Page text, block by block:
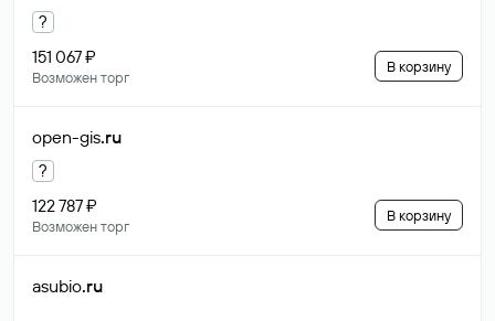
?
151 067 ₽
Возможен торг
В корзину
open-gis.ru
?
122 787 ₽
Возможен торг
В корзину
asubio.ru